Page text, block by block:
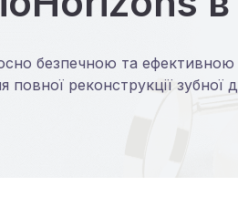
безпечною та
повної реконструкції зубної